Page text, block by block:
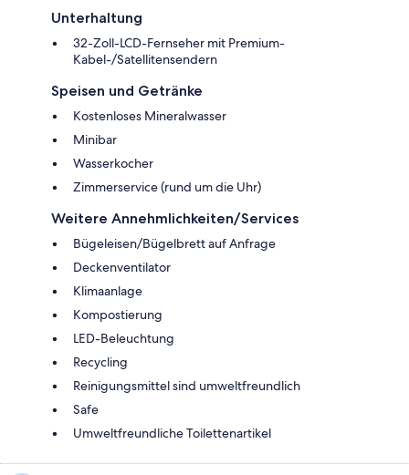
Unterhaltung
32-Zoll-LCD-Fernseher mit Premium-
Kabel-/Satellitensendern
Speisen und Getränke
Kostenloses Mineralwasser
Minibar
Wasserkocher
Zimmerservice (rund um die Uhr)
Weitere Annehmlichkeiten/Services
Bügeleisen/Bügelbrett auf Anfrage
Deckenventilator
Klimaanlage
Kompostierung
LED-Beleuchtung
Recycling
Reinigungsmittel sind umweltfreundlich
Safe
Umweltfreundliche Toilettenartikel